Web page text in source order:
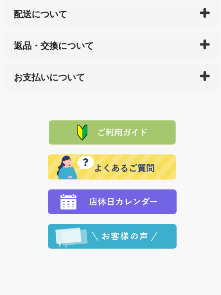
配送について
天ペイ」の方はご注文受付後）、 長崎県下全域に点在
サイト内で購入された商品の送料は、こちらの
全国送
れの生産メーカーからお客様の元へ直送いたしますの
で、 それぞれ個別に送料が必要になります。
返品・交換について
または配送途中の 事故などで不都合が生じている場合
品代金を返金いたします。）
その際は誠に申し訳ありませんが、当協会までご注文
願いいたします。
お支払いについて
た場合、お客様からの ご入金を確認した後で、商品を
※「クレジットカード」「PayPay」「楽天ペイ」を指
定された場合は、準備出来次第の便にてお送りいたし
ます。 （到着日指定をされている場合は、ご指定の日
程に合わせてお届けいたします。）